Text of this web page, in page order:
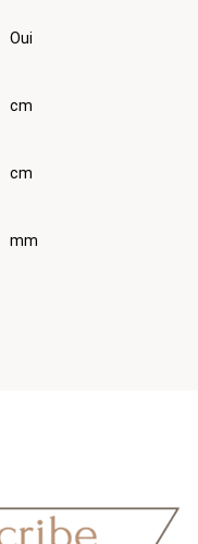
Oui
cm
cm
mm